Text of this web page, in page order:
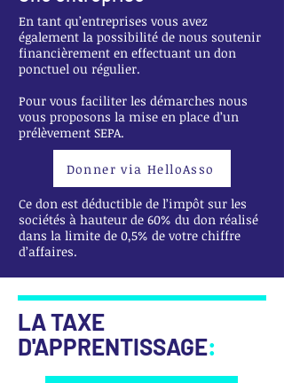
En tant qu’entreprises vous avez
également la possibilité de nous soutenir
financièrement en effectuant un don
ponctuel ou régulier.
Pour vous faciliter les démarches nous
vous proposons la mise en place d’un
prélèvement SEPA.
Donner via HelloAsso
Ce don est déductible de l’impôt sur les
sociétés à hauteur de 60% du don réalisé
dans la limite de 0,5% de votre chiffre
d’affaires.
LA TAXE
D'APPRENTISSAGE: